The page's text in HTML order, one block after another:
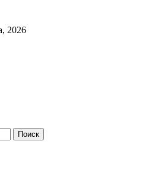
2026